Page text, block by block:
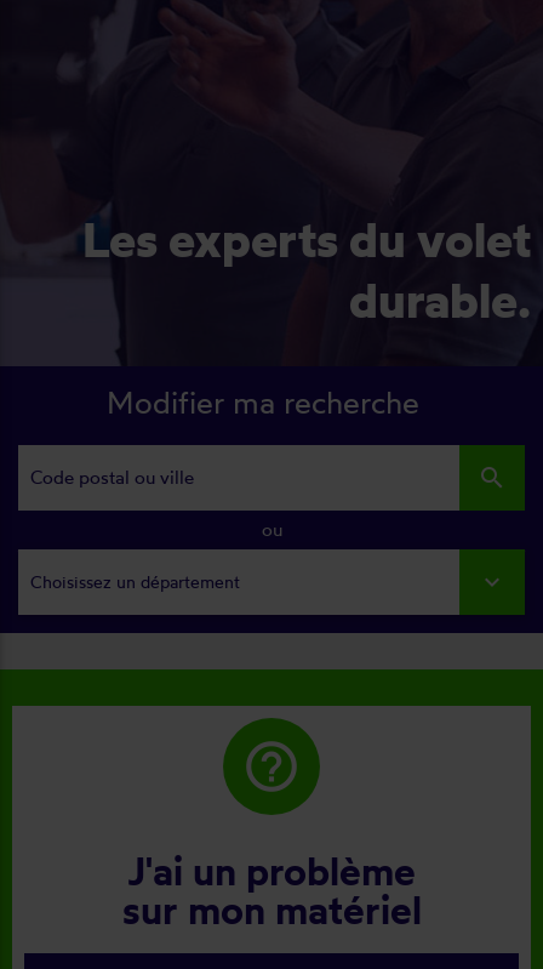
Les experts du volet
durable.
Modifier ma recherche
search
ou
Choisissez un département
help_outline
J'ai un problème
sur mon matériel